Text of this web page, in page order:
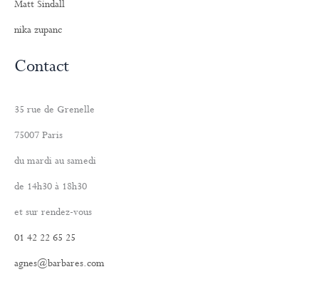
Matt Sindall
nika zupanc
Contact
35 rue de Grenelle
75007 Paris
du mardi au samedi
de 14h30 à 18h30
et sur rendez-vous
01 42 22 65 25
agnes@barbares.com